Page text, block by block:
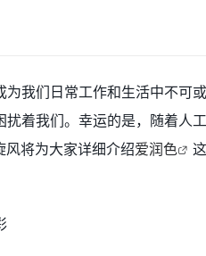
我们日常工作和生活中不
着我们。幸运的是，随着人
风将为大家详细介绍爱润色